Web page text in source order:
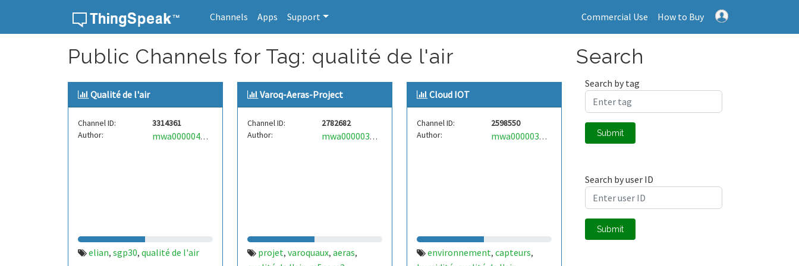
Channels Apps Support Commercial Use How to Buy
Public Channels for Tag: qualité de l'air
Qualité de l'air
Channel ID:
3314361
Author:
mwa0000040844280
elian, sgp30, qualité de l'air
Varoq-Aeras-Project
Channel ID:
2782682
Author:
mwa0000036253251
projet, varoquaux, aeras,
Cloud IOT
Channel ID:
2598550
Author:
mwa0000034291268
environnement, capteurs,
Search
Search by tag
Submit
Search by user ID
Submit